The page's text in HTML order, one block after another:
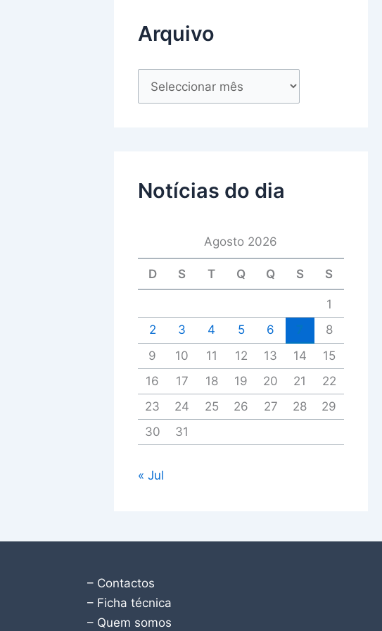
Arquivo
Notícias do dia
Agosto 2026
D S T Q Q S S
1
2
3 4 5 6
8
9
10 11 12 13 14
15
16
17 18 19 20 21
22
23
24 25 26 27 28
29
30
31
« Jul
– Contactos
– Ficha técnica
– Quem somos